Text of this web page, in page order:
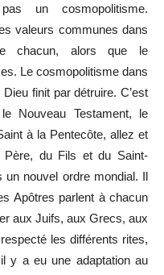
un cosmopolitisme.
valeurs communes dans
chacun, alors que le
Le cosmopolitisme dans
finit par détruire. C’est
Nouveau Testament, le
à la Pentecôte, allez et
du Fils et du Saint-
nouvel ordre mondial. Il
Apôtres parlent à chacun
aux Juifs, aux Grecs, aux
les différents rites,
y a eu une adaptation au